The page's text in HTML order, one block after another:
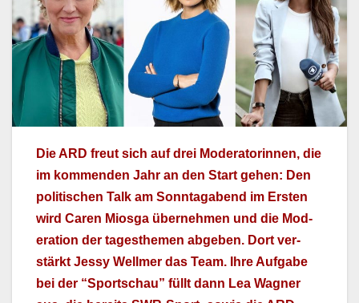
Die ARD freut sich auf drei Mod­er­a­torin­nen, die
im kom­menden Jahr an den Start gehen: Den
poli­tis­chen Talk am Son­ntagabend im Ersten
wird Caren Mios­ga übernehmen und die Mod­
er­a­tion der tages­the­men abgeben. Dort ver­
stärkt Jessy Wellmer das Team. Ihre Auf­gabe
bei der “Sports­chau” füllt dann Lea Wag­n­er